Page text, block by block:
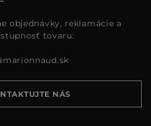
objednávky, reklamácie a
tovaru:
NÁS